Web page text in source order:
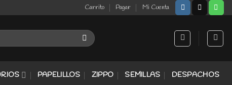
Carrito Pagar Mi Cuenta
PAPELILLOS ZIPPO SEMILLAS DESPACHOS